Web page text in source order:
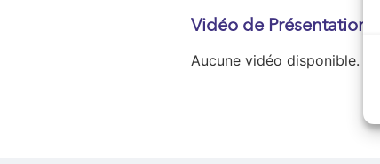
Vidéo de Présentation
Aucune vidéo disponible.